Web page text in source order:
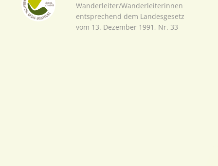
Wanderleiter/Wanderleiterinnen
entsprechend dem Landesgesetz
vom 13. Dezember 1991, Nr. 33